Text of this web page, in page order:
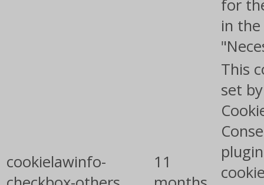
for
in
cookielawinfo-
11
This
set